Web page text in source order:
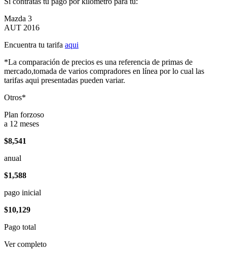
Mazda 3
AUT 2016
Encuentra tu tarifa aqui
*La comparación de precios es una referencia de primas de
mercado,tomada de varios compradores en línea por lo cual las
tarifas aqui presentadas pueden variar.
Otros*
Plan forzoso
a 12 meses
$8,541
anual
$1,588
pago inicial
$10,129
Pago total
Ver completo